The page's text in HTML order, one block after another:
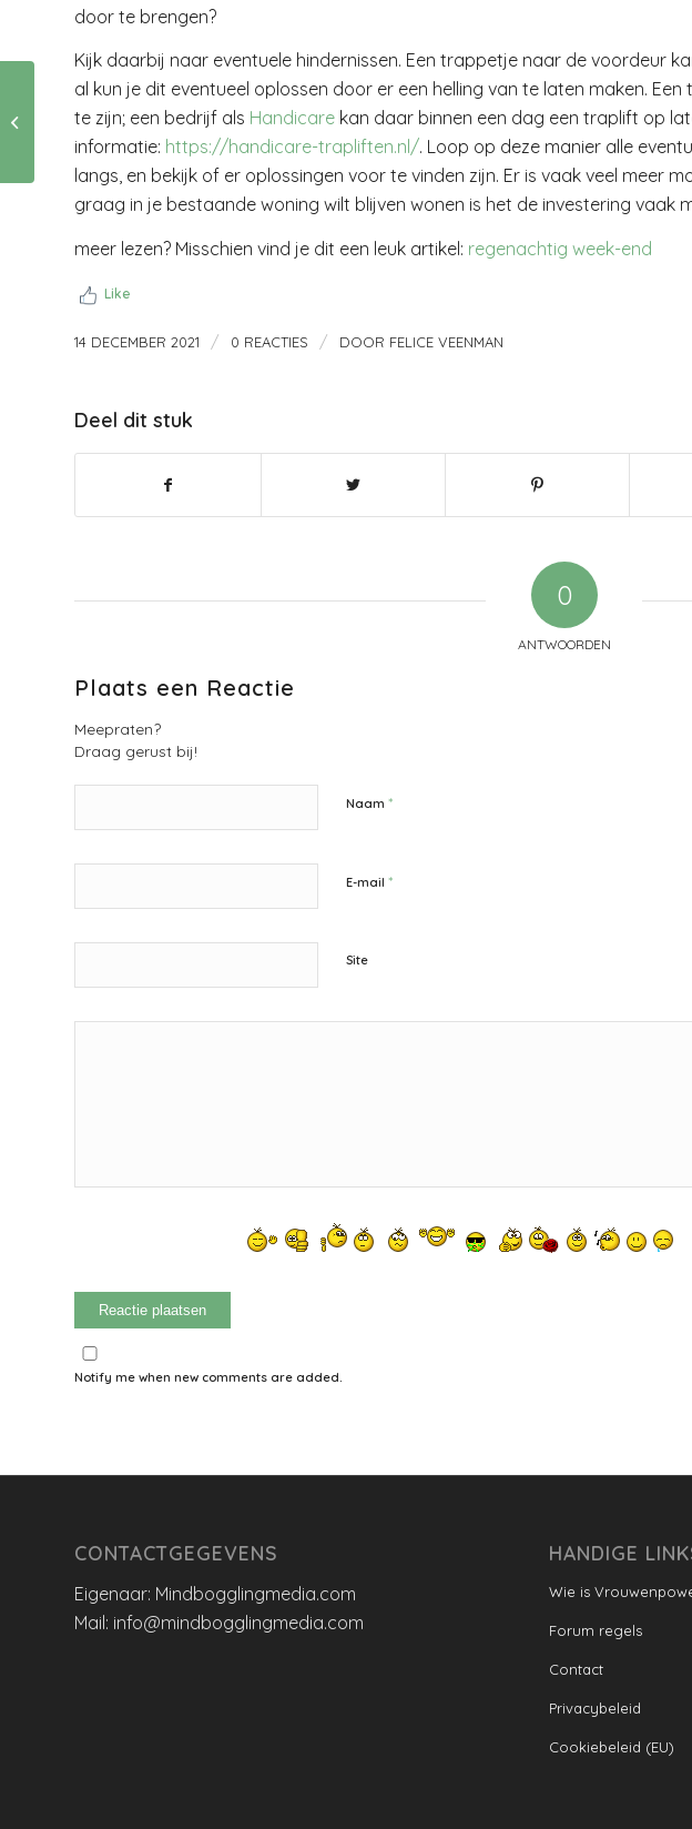
door te brengen?
Kijk daarbij naar eventuele hindernissen. Een trappetje naar de voordeur
al kun je dit eventueel oplossen door er een helling van te laten maken.
te zijn; een bedrijf als Handicare kan daar binnen een dag een traplift op
informatie: https://handicare-trapliften.nl/. Loop op deze manier alle
langs, en bekijk of er oplossingen voor te vinden zijn. Er is vaak veel meer
graag in je bestaande woning wilt blijven wonen is het de investering vaak
meer lezen? Misschien vind je dit een leuk artikel: regenachtig week-end
Like
14 DECEMBER 2021 / 0 REACTIES / DOOR FELICE VEENMAN
Deel dit stuk
0
ANTWOORDEN
Plaats een Reactie
Meepraten?
Draag gerust bij!
Naam *
E-mail *
Site
Notify me when new comments are added.
CONTACTGEGEVENS
Eigenaar: Mindbogglingmedia.com
Mail: info@mindbogglingmedia.com
HANDIGE
Wie is
Forum regels
Contact
Privacybeleid
Cookiebeleid (EU)
ik word dringend
geadviseerd